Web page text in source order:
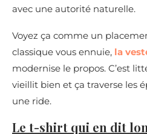
avec une autorité naturelle.
Voyez ça comme un
classique vous ennuie, la
modernise le propos. C’est
vieillit bien et ça traverse les
une ride.
Le t-shirt qui en dit